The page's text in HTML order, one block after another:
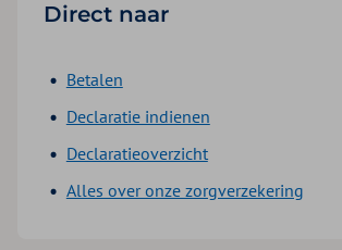
Direct naar
Betalen
Declaratie indienen
Declaratieoverzicht
Alles over onze zorgverzekering